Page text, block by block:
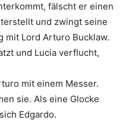
fälscht er einen
und zwingt seine
mit Lord Arturo Bucklaw.
und Lucia verflucht,
mit einem Messer.
sie. Als eine Glocke
Edgardo.